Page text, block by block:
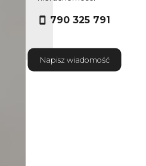
790 325 791
Napisz wiadomość